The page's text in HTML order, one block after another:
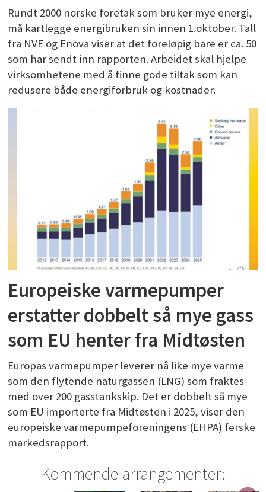
Rundt 2000 norske foretak som bruker mye energi,
må kartlegge energibruken sin innen 1.oktober. Tall
fra NVE og Enova viser at det foreløpig bare er ca. 50
som har sendt inn rapporten. Arbeidet skal hjelpe
virksomhetene med å finne gode tiltak som kan
redusere både energiforbruk og kostnader.
Europeiske varmepumper
erstatter dobbelt så mye gass
som EU henter fra Midtøsten
Europas varmepumper leverer nå like mye varme
som den flytende naturgassen (LNG) som fraktes
med over 200 gasstankskip. Det er dobbelt så mye
som EU importerte fra Midtøsten i 2025, viser den
europeiske varmepumpeforeningens (EHPA) ferske
markedsrapport.
Kommende arrangementer: